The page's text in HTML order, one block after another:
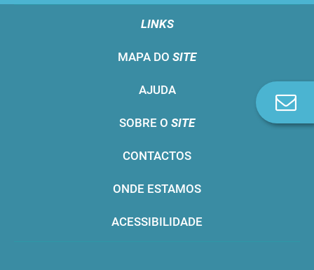
LINKS
MAPA DO SITE
AJUDA
SOBRE O SITE
CONTACTOS
ONDE ESTAMOS
ACESSIBILIDADE